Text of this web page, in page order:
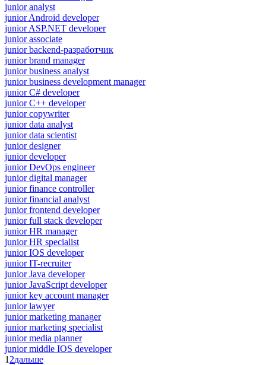
junior analyst
junior Android developer
junior ASP.NET developer
junior associate
junior backend-разработчик
junior brand manager
junior business analyst
junior business development manager
junior C# developer
junior C++ developer
junior copywriter
junior data analyst
junior data scientist
junior designer
junior developer
junior DevOps engineer
junior digital manager
junior finance controller
junior financial analyst
junior frontend developer
junior full stack developer
junior HR manager
junior HR specialist
junior IOS developer
junior IT-recruiter
junior Java developer
junior JavaScript developer
junior key account manager
junior lawyer
junior marketing manager
junior marketing specialist
junior media planner
junior middle IOS developer
1 2дальше